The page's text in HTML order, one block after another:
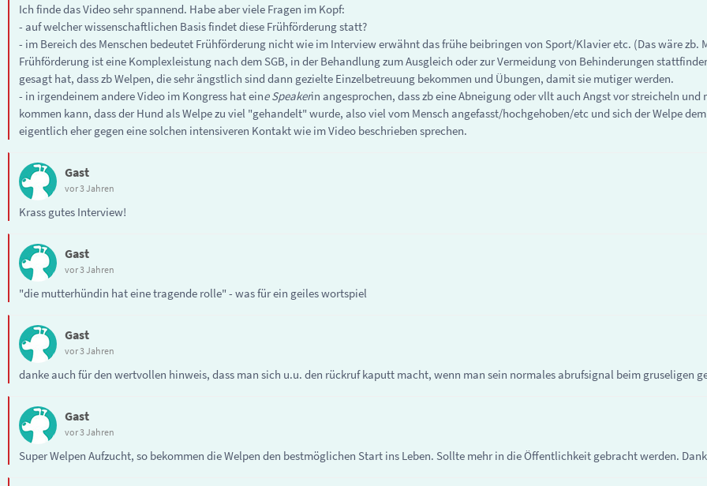
Ich finde das Video sehr spannend. Habe aber viele Fragen im Kopf:
- auf welcher wissenschaftlichen Basis findet diese Frühförderung statt?
- im Bereich des Menschen bedeutet Frühförderung nicht wie im Interview erwähnt das frühe beibringen von Sport/Klavier etc. (Das wäre zb.
Frühförderung ist eine Komplexleistung nach dem SGB, in der Behandlung zum Ausgleich oder zur Vermeidung von Behinderungen
gesagt hat, dass zb Welpen, die sehr ängstlich sind dann gezielte Einzelbetreuung bekommen und Übungen, damit sie mutiger werden.
- in irgendeinem andere Video im Kongress hat eine Speakerin angesprochen, dass zb eine Abneigung oder vllt auch Angst vor streicheln
kommen kann, dass der Hund als Welpe zu viel "gehandelt" wurde, also viel vom Mensch angefasst/hochgehoben/etc und sich der Welpe
eigentlich eher gegen eine solchen intensiveren Kontakt wie im Video beschrieben sprechen.
Gast
vor 3 Jahren
Krass gutes Interview!
Gast
vor 3 Jahren
"die mutterhündin hat eine tragende rolle" - was für ein geiles wortspiel
Gast
vor 3 Jahren
danke auch für den wertvollen hinweis, dass man sich u.u. den rückruf kaputt macht, wenn man sein normales abrufsignal beim gruseligen
Gast
vor 3 Jahren
Super Welpen Aufzucht, so bekommen die Welpen den bestmöglichen Start ins Leben. Sollte mehr in die Öffentlichkeit gebracht werden.